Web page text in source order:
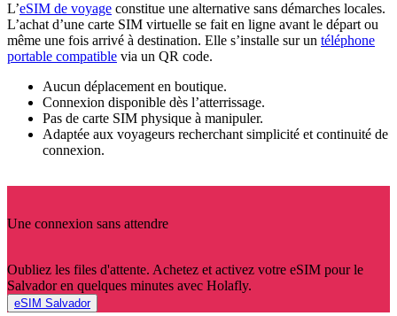
L’eSIM de voyage constitue une alternative sans démarches locales.
L’achat d’une carte SIM virtuelle se fait en ligne avant le départ ou
même une fois arrivé à destination. Elle s’installe sur un téléphone
portable compatible via un QR code.
Aucun déplacement en boutique.
Connexion disponible dès l’atterrissage.
Pas de carte SIM physique à manipuler.
Adaptée aux voyageurs recherchant simplicité et continuité de
connexion.
Une connexion sans attendre
Oubliez les files d'attente. Achetez et activez votre eSIM pour le
Salvador en quelques minutes avec Holafly.
eSIM Salvador